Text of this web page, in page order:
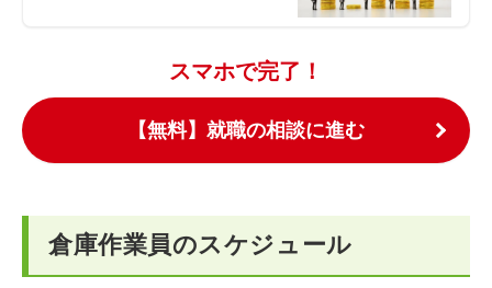
スマホで完了！
【無料】就職の相談に進む
倉庫作業員のスケジュール